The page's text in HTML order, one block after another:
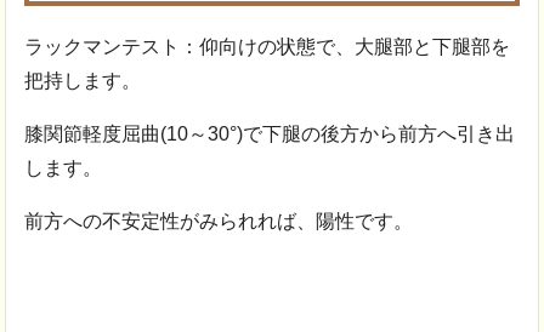
ラックマンテスト：仰向けの状態で、大腿部と下腿部を
把持します。
膝関節軽度屈曲(10～30°)で下腿の後方から前方へ引き出
します。
前方への不安定性がみられれば、陽性です。